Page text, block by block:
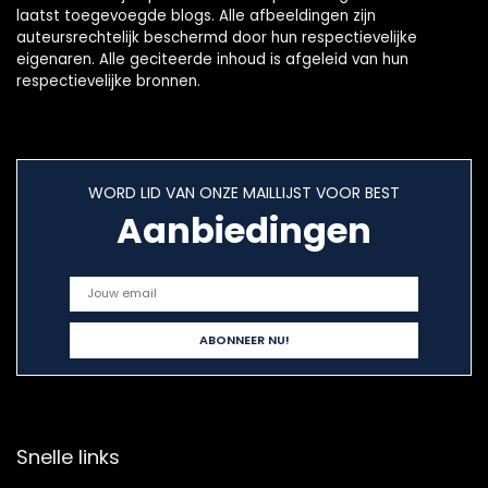
laatst toegevoegde blogs. Alle afbeeldingen zijn
auteursrechtelijk beschermd door hun respectievelijke
eigenaren. Alle geciteerde inhoud is afgeleid van hun
respectievelijke bronnen.
WORD LID VAN ONZE MAILLIJST VOOR BEST
Aanbiedingen
Snelle links